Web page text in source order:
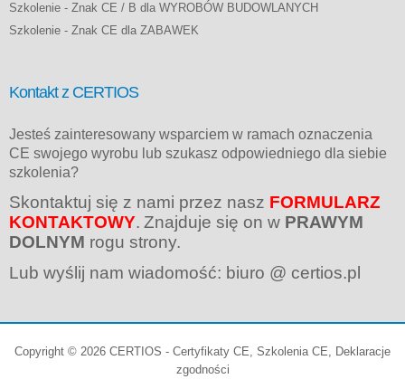
Szkolenie - Znak CE / B dla WYROBÓW BUDOWLANYCH
Szkolenie - Znak CE dla ZABAWEK
Kontakt z CERTIOS
Jesteś zainteresowany wsparciem w ramach oznaczenia
CE swojego wyrobu lub szukasz odpowiedniego dla siebie
szkolenia?
Skontaktuj się z nami przez nasz FORMULARZ
KONTAKTOWY. Znajduje się on w PRAWYM
DOLNYM rogu strony.
Lub wyślij nam wiadomość: biuro @ certios.pl
Copyright © 2026 CERTIOS - Certyfikaty CE, Szkolenia CE, Deklaracje
zgodności